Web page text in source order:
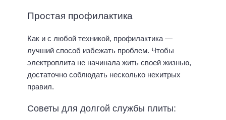
Простая профилактика
Как и с любой техникой, профилактика —
лучший способ избежать проблем. Чтобы
электроплита не начинала жить своей жизнью,
достаточно соблюдать несколько нехитрых
правил.
Советы для долгой службы плиты: